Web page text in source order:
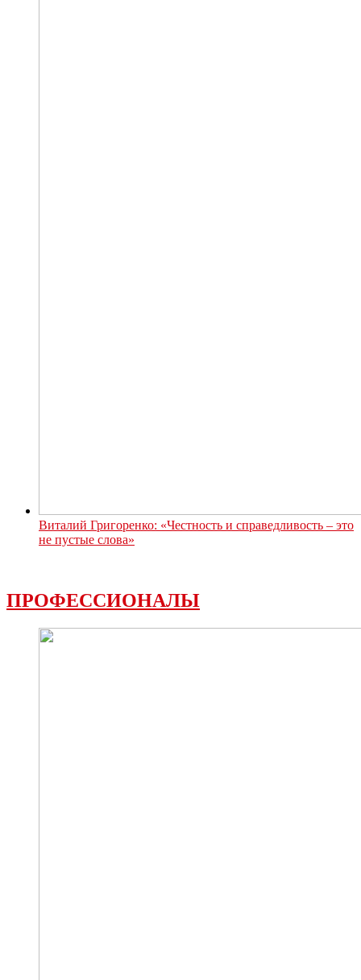
Виталий Григоренко: «Честность и справедливость – это
не пустые слова»
ПРОФЕССИОНАЛЫ